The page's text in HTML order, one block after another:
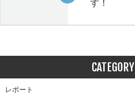
す！
CATEGORY
レポート